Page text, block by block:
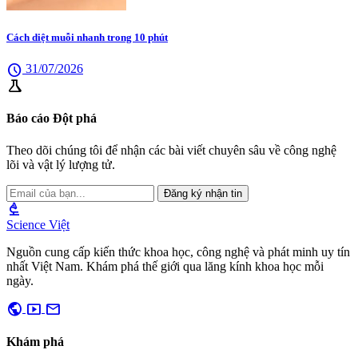
Cách diệt muỗi nhanh trong 10 phút
schedule 31/07/2026
science
Báo cáo Đột phá
Theo dõi chúng tôi để nhận các bài viết chuyên sâu về công nghệ
lõi và vật lý lượng tử.
Đăng ký nhận tin
biotech
Science Việt
Nguồn cung cấp kiến thức khoa học, công nghệ và phát minh uy tín
nhất Việt Nam. Khám phá thế giới qua lăng kính khoa học mỗi
ngày.
public smart_display mail
Khám phá